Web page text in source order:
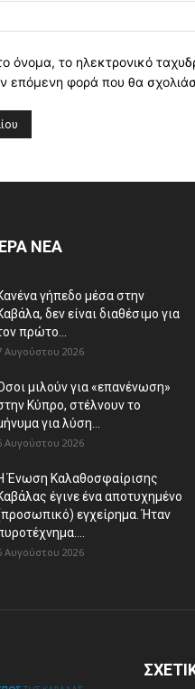
όνομα, το ηλεκτρονικό
επόμενη φορά που θα
ΝΕΑ
γήπεδο μέσα στην
δεν είναι διαθέσιμο για
πρώτο...
Αυγούστου 2026
μιλούν για «επανένωση»
Κύπρο, στέλνουν το
για λύση...
Αυγούστου 2026
Ένωση Καλαθοσφαίρισης
έγινε ένα αποτυχημένο
εγχείρημα. Ήταν
Αυγούστου 2026